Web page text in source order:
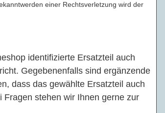
einer Rechtsverletzung wird der
identifizierte Ersatzteil auch
Gegebenenfalls sind ergänzende
dass das gewählte Ersatzteil auch
stehen wir Ihnen gerne zur